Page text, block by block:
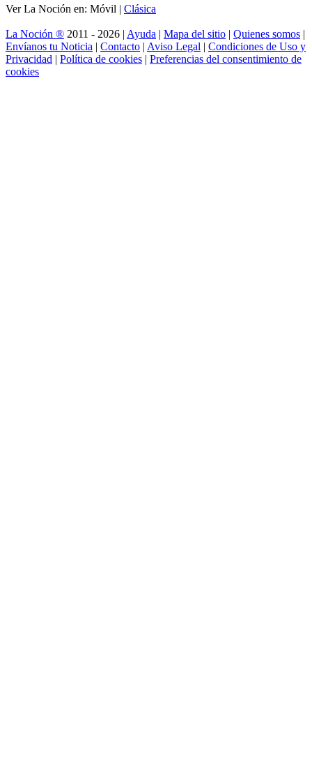
Ver La Noción en: Móvil | Clásica
La Noción ® 2011 - 2026 | Ayuda | Mapa del sitio | Quienes somos |
Envíanos tu Noticia | Contacto | Aviso Legal | Condiciones de Uso y
Privacidad | Política de cookies | Preferencias del consentimiento de
cookies